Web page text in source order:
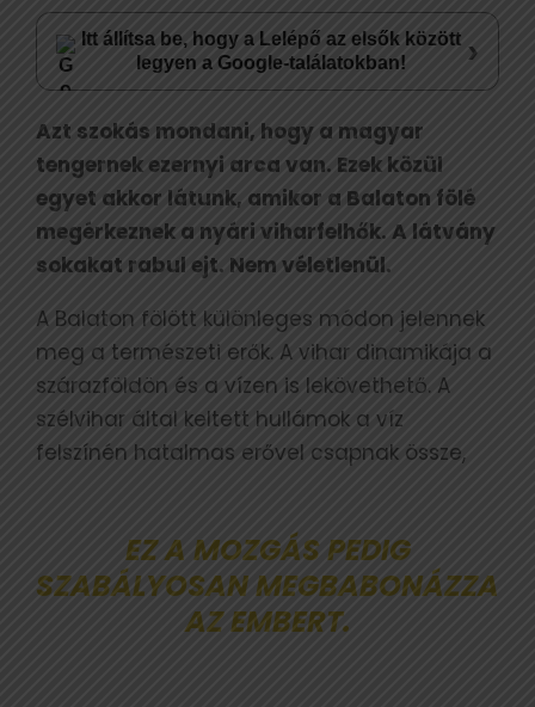
Itt állítsa be, hogy a Lelépő az elsők között
legyen a Google-találatokban!
›
Azt szokás mondani, hogy a magyar
tengernek ezernyi arca van. Ezek közül
egyet akkor látunk, amikor a Balaton fölé
megérkeznek a nyári viharfelhők. A látvány
sokakat rabul ejt. Nem véletlenül.
A Balaton fölött különleges módon jelennek
meg a természeti erők. A vihar dinamikája a
szárazföldön és a vízen is lekövethető. A
szélvihar által keltett hullámok a víz
felszínén hatalmas erővel csapnak össze,
EZ A MOZGÁS PEDIG
SZABÁLYOSAN MEGBABONÁZZA
AZ EMBERT.